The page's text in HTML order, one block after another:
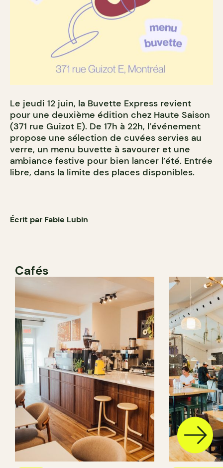
Le jeudi 12 juin, la Buvette Express revient
pour une deuxième édition chez Haute Saison
(371 rue Guizot E). De 17h à 22h, l’événement
propose une sélection de cuvées servies au
verre, un menu buvette à savourer et une
ambiance festive pour bien lancer l’été. Entrée
libre, dans la limite des places disponibles.
Écrit par Fabie Lubin
Cafés